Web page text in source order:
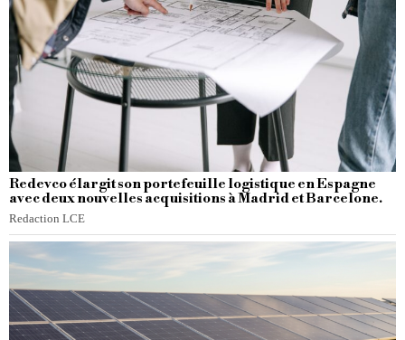
Redevco élargit son portefeuille logistique en Espagne
avec deux nouvelles acquisitions à Madrid et Barcelone.
Redaction LCE